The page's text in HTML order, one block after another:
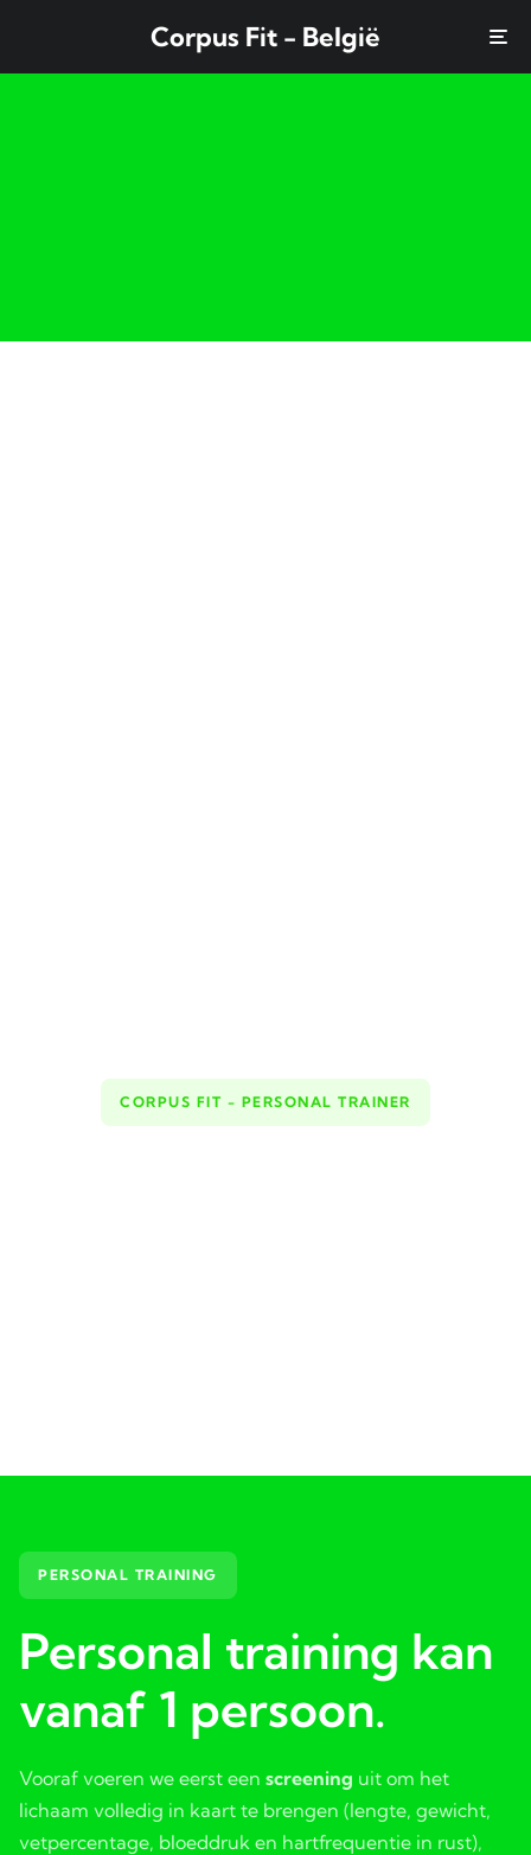
Corpus Fit - België
CORPUS FIT - PERSONAL TRAINER
PERSONAL TRAINING
Personal training kan
vanaf 1 persoon.
Vooraf voeren we eerst een screening uit om het
lichaam volledig in kaart te brengen (lengte, gewicht,
vetpercentage, bloeddruk en hartfrequentie in rust),